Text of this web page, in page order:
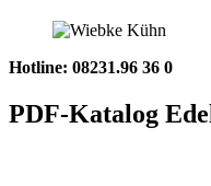
Hotline: 08231.96 36 0
PDF-Katalog